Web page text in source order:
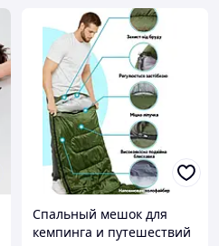
Спальный мешок для
кемпинга и путешествий